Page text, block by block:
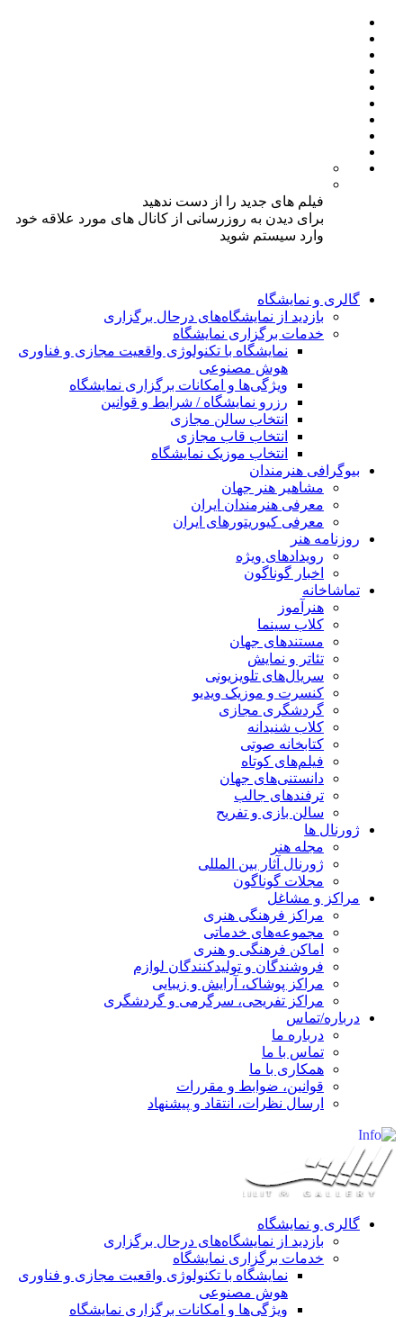
فیلم های جدید را از دست ندهید
برای دیدن به روزرسانی از کانال های مورد علاقه خود
وارد سیستم شوید
گالری و نمایشگاه
بازدید از نمایشگاه‌های درحال برگزاری
خدمات برگزاری نمایشگاه
نمایشگاه با تکنولوژی واقعیت مجازی و فناوری
هوش مصنوعی
ویژگی‌ها و امکانات برگزاری نمایشگاه
رزرو نمایشگاه / شرایط و قوانین
انتخاب سالن مجازی
انتخاب قاب مجازی
انتخاب موزیک نمایشگاه
بیوگرافی هنرمندان
مشاهیر هنر جهان
معرفی هنرمندان ایران
معرفی کیوریتورهای ایران
روزنامه هنر
رویدادهای ویژه
اخبار گوناگون
تماشاخانه
هنرآموز
کلاب سینما
مستندهای جهان
تئاتر و نمایش
سریال‌های تلویزیونی
کنسرت و موزیک ویدیو
گردشگری مجازی
کلاب شنیدانه
کتابخانه صوتی
فیلم‌های کوتاه
دانستنی‌های جهان
ترفندهای جالب
سالن بازی و تفریح
ژورنال ها
مجله هنر
ژورنال آثار بین المللی
مجلات گوناگون
مراکز و مشاغل
مراکز فرهنگی هنری
مجموعه‌های خدماتی
اماکن فرهنگی و هنری
فروشندگان و تولیدکنندگان لوازم
مراکز پوشاک، آرایش و زیبایی
مراکز تفریحی، سرگرمی و گردشگری
درباره/تماس
درباره ما
تماس با ما
همکاری با ما
قوانین، ضوابط و مقررات
ارسال نظرات، انتقاد و پیشنهاد
گالری و نمایشگاه
بازدید از نمایشگاه‌های درحال برگزاری
خدمات برگزاری نمایشگاه
نمایشگاه با تکنولوژی واقعیت مجازی و فناوری
هوش مصنوعی
ویژگی‌ها و امکانات برگزاری نمایشگاه